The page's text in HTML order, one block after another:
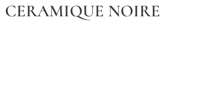
CERAMIQUE NOIRE